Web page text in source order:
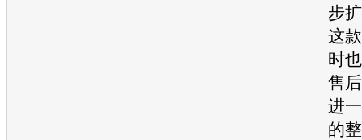
步
这
时
售
进
的